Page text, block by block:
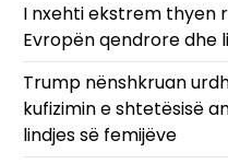
I nxehti ekstrem thyen
Evropën qendrore dhe
Trump nënshkruan
kufizimin e shtetësisë
lindjes së femijëve